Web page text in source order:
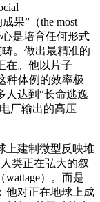
果”（the most
心是培育任何形式
畴。做出最精准的
在。他以片子
种体例的效率极
人达到“长命逃逸
厂输出的高压
建制微型反映堆
类正在弘大的叙
）。而是
他对正在地球上成